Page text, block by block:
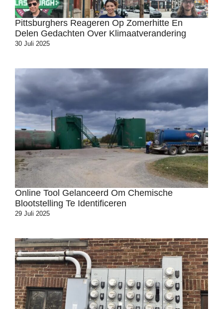
Pittsburghers Reageren Op Zomerhitte En
Delen Gedachten Over Klimaatverandering
30 Juli 2025
Online Tool Gelanceerd Om Chemische
Blootstelling Te Identificeren
29 Juli 2025